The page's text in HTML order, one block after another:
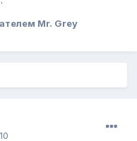
Mr. Grey